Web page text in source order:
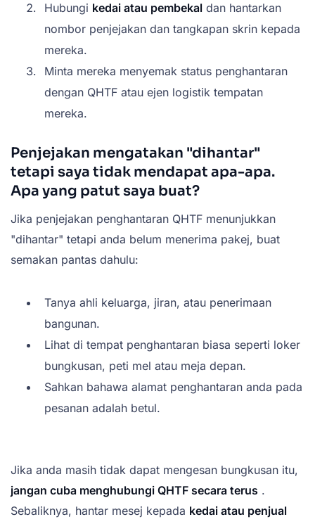
Hubungi kedai atau pembekal dan hantarkan
nombor penjejakan dan tangkapan skrin kepada
mereka.
Minta mereka menyemak status penghantaran
dengan QHTF atau ejen logistik tempatan
mereka.
Penjejakan mengatakan "dihantar"
tetapi saya tidak mendapat apa-apa.
Apa yang patut saya buat?
Jika penjejakan penghantaran QHTF menunjukkan
"dihantar" tetapi anda belum menerima pakej, buat
semakan pantas dahulu:
Tanya ahli keluarga, jiran, atau penerimaan
bangunan.
Lihat di tempat penghantaran biasa seperti loker
bungkusan, peti mel atau meja depan.
Sahkan bahawa alamat penghantaran anda pada
pesanan adalah betul.
Jika anda masih tidak dapat mengesan bungkusan itu,
jangan cuba menghubungi QHTF secara terus .
Sebaliknya, hantar mesej kepada kedai atau penjual